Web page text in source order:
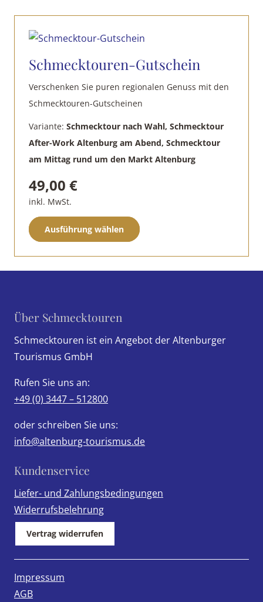
auf.
Optionen
können
auf
Schmecktouren-Gutschein
Verschenken Sie puren regionalen Genuss mit den
Schmecktouren-Gutscheinen
Variante: Schmecktour nach Wahl, Schmecktour
After-Work Altenburg am Abend, Schmecktour
am Mittag rund um den Markt Altenburg
49,00 €
inkl. MwSt.
Ausführung wählen
Dieses
weist
mehrere
Optionen
werden
Über Schmecktouren
Schmecktouren ist ein Angebot der Altenburger
Tourismus GmbH
Rufen Sie uns an:
+49 (0) 3447 – 512800
oder schreiben Sie uns:
info@altenburg-tourismus.de
Kundenservice
Liefer- und Zahlungsbedingungen
Widerrufsbelehrung
Vertrag widerrufen
Impressum
AGB